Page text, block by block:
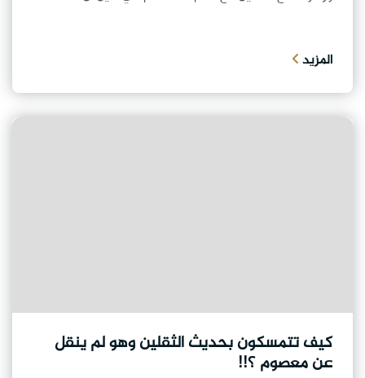
المزيد
كيف تتمسكون بحديث الثقلين وهو لم ينقل
عن معصوم ؟!!